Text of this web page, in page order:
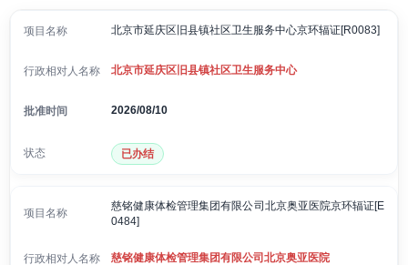
北京市延庆区旧县镇社区卫生服务中心京环辐证[R0083]
北京市延庆区旧县镇社区卫生服务中心
2026/08/10
已办结
慈铭健康体检管理集团有限公司北京奥亚医院京环辐证[E
0484]
慈铭健康体检管理集团有限公司北京奥亚医院